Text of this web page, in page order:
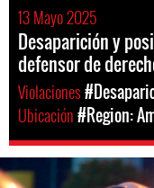
13 Mayo 2025
Desaparición y
defensor de
Violaciones
Ubicación#Region: